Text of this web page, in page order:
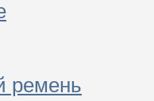
ремень